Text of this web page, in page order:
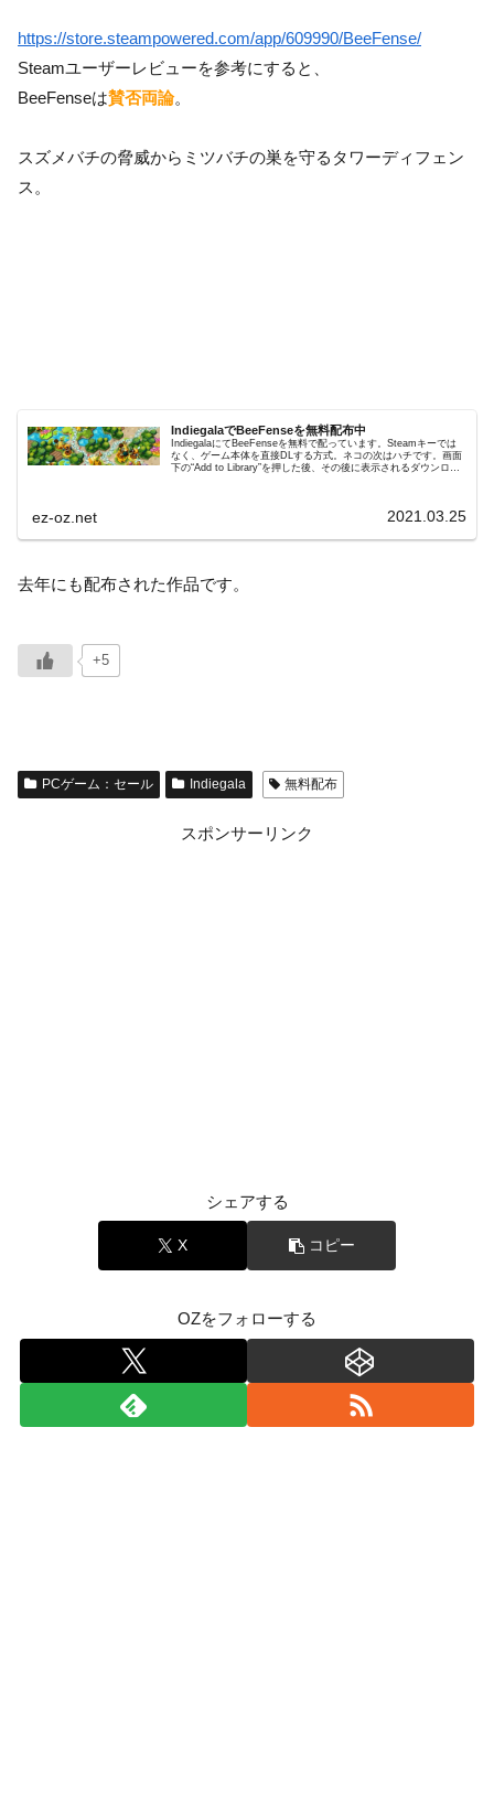
https://store.steampowered.com/app/609990/BeeFense/
Steamユーザーレビューを参考にすると、
BeeFenseは賛否両論。
スズメバチの脅威からミツバチの巣を守るタワーディフェン
ス。
IndiegalaでBeeFenseを無料配布中
IndiegalaにてBeeFenseを無料で配っています。Steamキーでは
なく、ゲーム本体を直接DLする方式。ネコの次はハチです。画面
下の“Add to Library”を押した後、その後に表示されるダウンロー
ez-oz.net 2021.03.25
去年にも配布された作品です。
+5
PCゲーム：セール Indiegala 無料配布
スポンサーリンク
シェアする
X コピー
OZをフォローする